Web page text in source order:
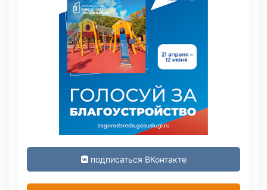
подписаться ВКонтакте